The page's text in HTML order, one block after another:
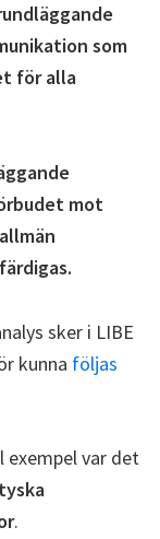
som
för alla
mot
sker i LIBE
kunna följas
exempel var det
.